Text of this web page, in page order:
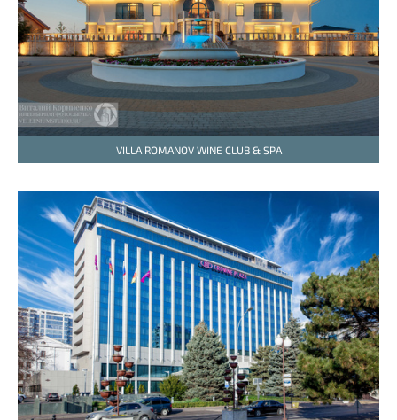
VILLA ROMANOV WINE CLUB & SPA